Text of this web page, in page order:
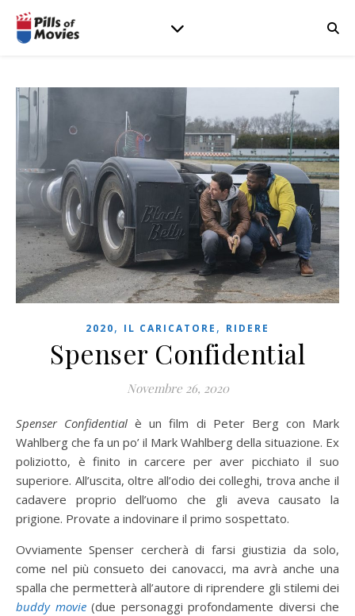
2020, IL CARICATORE , RIDERE
Spenser Confidential
Novembre 26, 2020
Spenser Confidential è un film di Peter Berg con Mark
Wahlberg che fa un po’ il Mark Wahlberg della situazione. Ex
poliziotto, è finito in carcere per aver picchiato il suo
superiore. All’uscita, oltre all’odio dei colleghi, trova anche il
cadavere proprio dell’uomo che gli aveva causato la
prigione. Provate a indovinare il primo sospettato.
Ovviamente Spenser cercherà di farsi giustizia da solo,
come nel più consueto dei canovacci, ma avrà anche una
spalla che permetterà all’autore di riprendere gli stilemi dei
buddy movie(due personaggi profondamente diversi che